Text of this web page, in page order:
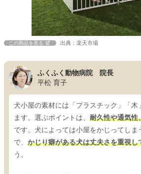
この商品を見る 出典：楽天市場
ふくふく動物病院 院長
平松 育子
犬小屋の素材には「プラスチック」「木
ます。選ぶポイントは、 耐久性や通気性
です。犬によっては小屋をかじってしま
で、 かじり癖がある犬は丈夫さを重視し
う。